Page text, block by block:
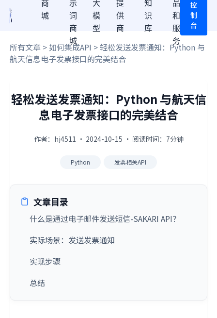
商
城
示
词
商
城
大
模
型
提
供
商
知
识
库
品
和
服
务
控
制
台
所有文章 >如何集成API > 轻松发送发票通知：Python 与
航天信息电子发票接口的完美结合
轻松发送发票通知：Python 与航天信
息电子发票接口的完美结合
作者：hj4511 · 2024-10-15 · 阅读时间：7分钟
Python 发票相关API
文章目录
什么是通过电子邮件发送短信-SAKARI API？
实际场景：发送发票通知
实现步骤
总结